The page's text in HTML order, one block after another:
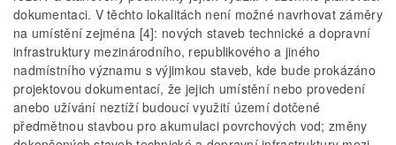
dokumentaci. V těchto lokalitách není možné navrhovat záměry
na umístění zejména [4]: nových staveb technické a dopravní
infrastruktury mezinárodního, republikového a jiného
nadmístního významu s výjimkou staveb, kde bude prokázáno
projektovou dokumentací, že jejich umístění nebo provedení
anebo užívání neztíží budoucí využití území dotčené
předmětnou stavbou pro akumulaci povrchových vod; změny